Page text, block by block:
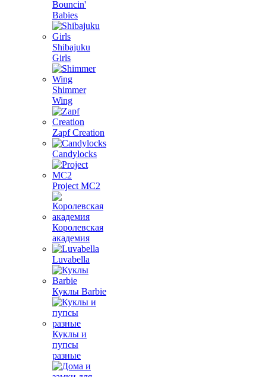
Bouncin'
Babies
Shibajuku
Girls
Shimmer
Wing
Zapf Creation
Candylocks
Project MС2
Королевская
академия
Luvabella
Куклы Barbie
Куклы и
пупсы
разные